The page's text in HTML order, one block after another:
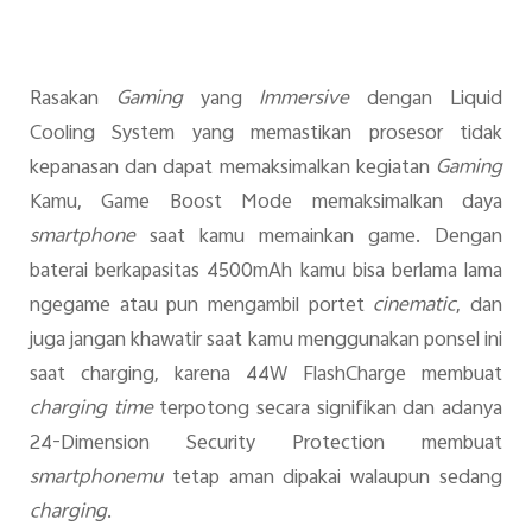
Rasakan Gamingyang Immersivedengan Liquid
Cooling System yang memastikan prosesor tidak
kepanasan dan dapat memaksimalkan kegiatan Gaming
Kamu, Game Boost Mode memaksimalkan daya
smartphone saat kamu memainkan game. Dengan
baterai berkapasitas 4500mAh kamu bisa berlama lama
ngegame atau pun mengambil portet cinematic, dan
juga jangan khawatir saat kamu menggunakan ponsel ini
saat charging, karena 44W FlashCharge membuat
charging timeterpotong secara signifikan dan adanya
24-Dimension Security Protection membuat
smartphonemutetap aman dipakai walaupun sedang
charging.